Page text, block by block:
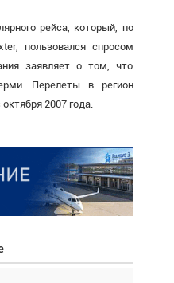
рейса, который, по
пользовался спросом
заявляет о том, что
Перелеты в регион
2007 года.